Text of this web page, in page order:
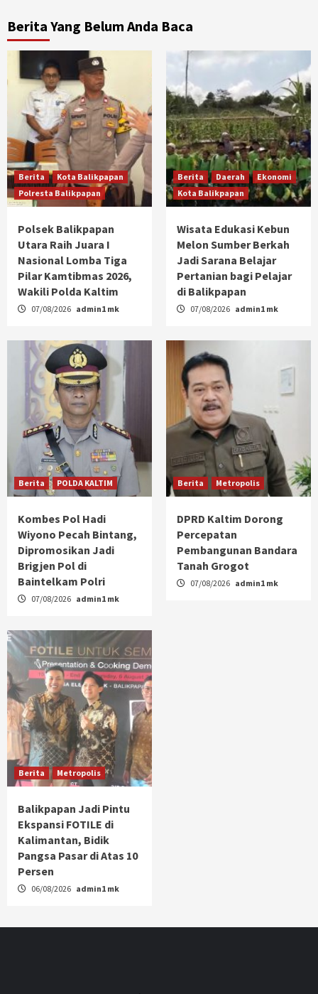
Berita Yang Belum Anda Baca
Berita
Kota Balikpapan
Polresta Balikpapan
Polsek Balikpapan
Utara Raih Juara I
Nasional Lomba Tiga
Pilar Kamtibmas 2026,
Wakili Polda Kaltim
07/08/2026 admin1 mk
Berita Daerah
Ekonomi
Kota Balikpapan
Wisata Edukasi Kebun
Melon Sumber Berkah
Jadi Sarana Belajar
Pertanian bagi Pelajar
di Balikpapan
07/08/2026 admin1 mk
Berita POLDA KALTIM
Kombes Pol Hadi
Wiyono Pecah Bintang,
Dipromosikan Jadi
Brigjen Pol di
Baintelkam Polri
07/08/2026 admin1 mk
Berita Metropolis
DPRD Kaltim Dorong
Percepatan
Pembangunan Bandara
Tanah Grogot
07/08/2026 admin1 mk
Berita Metropolis
Balikpapan Jadi Pintu
Ekspansi FOTILE di
Kalimantan, Bidik
Pangsa Pasar di Atas 10
Persen
06/08/2026 admin1 mk